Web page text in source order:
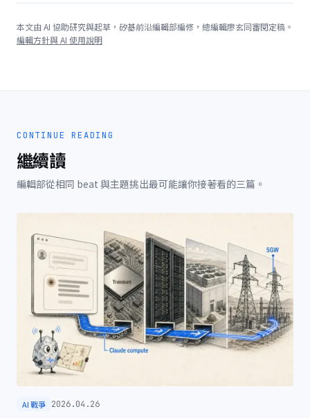
本文由 AI 協助研究與起草，矽基前沿編輯部編修，總編輯廖玄同審閱定稿。
編輯方針與 AI 使用說明
CONTINUE READING
繼續讀
編輯部從相同 beat 與主題挑出最可能讓你接著看的三篇。
AI 戰爭 2026.04.26